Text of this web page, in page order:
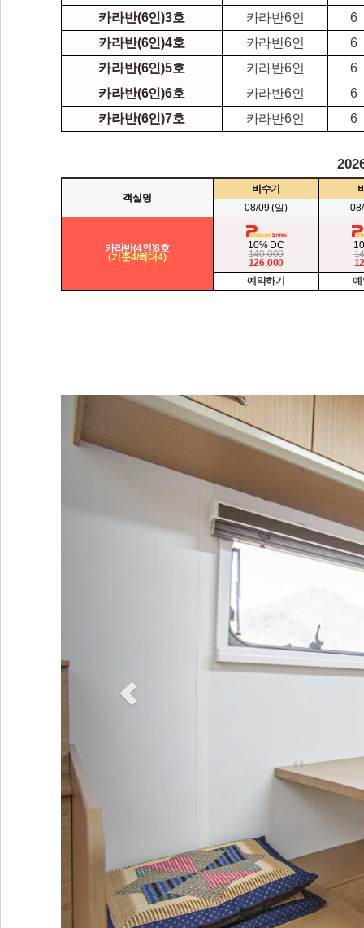
카라반(6인)3호
카라반6인
6
카라반(6인)4호
카라반6인
6
카라반(6인)5호
카라반6인
6
카라반(6인)6호
카라반6인
6
카라반(6인)7호
카라반6인 6